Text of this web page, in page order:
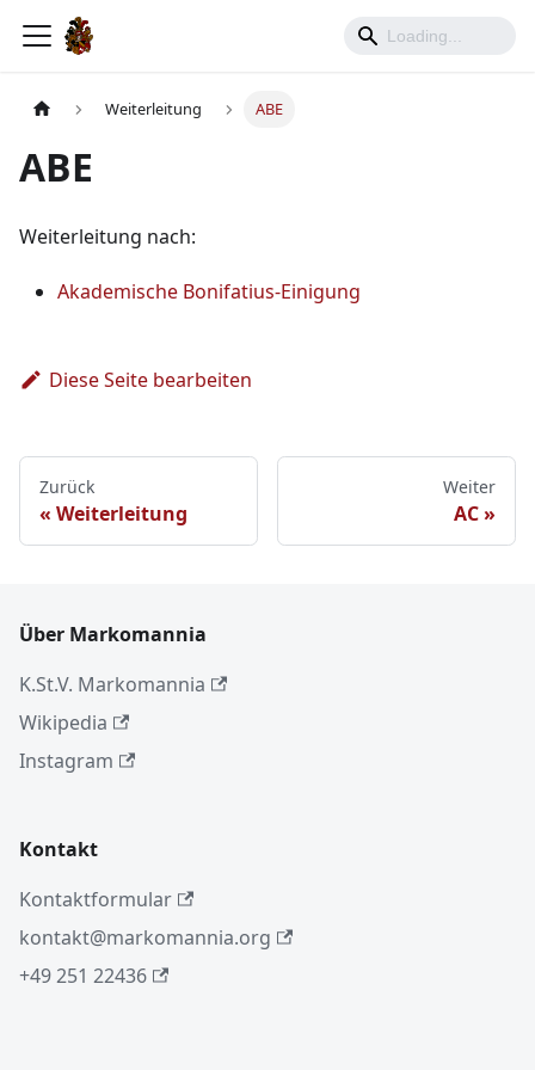
Weiterleitung ABE
ABE
Weiterleitung nach:
Akademische Bonifatius-Einigung
Diese Seite bearbeiten
Zurück
Weiterleitung
Weiter
AC
Über Markomannia
K.St.V. Markomannia
Wikipedia
Instagram
Kontakt
Kontaktformular
kontakt@markomannia.org
+49 251 22436